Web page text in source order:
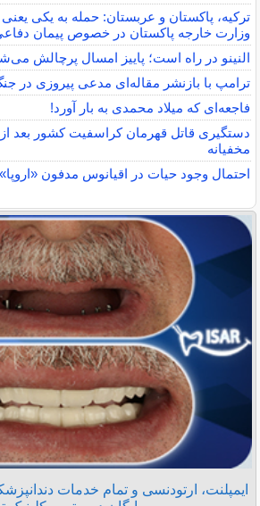
ترکیه، پاکستان و عربستان: حمله به یکی یعنی
وزارت خارجه پاکستان در خصوص پیمان
النینو در راه است؛ پاییز امسال پرچالش
ترامپ با بازنشر مقاله‌ای مدعی پیروزی در
فاجعه‌ای که میلاد محمدی به بار آورد!
مخفیانه
احتمال وجود حیات در اقیانوس مدفون «اروپا»
ایمپلنت، ارتودنسی و تمام خدمات